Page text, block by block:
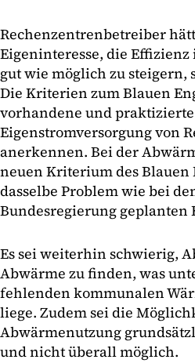
Rechenzentrenbetreiber
Eigeninteresse, die
gut wie möglich zu steigern,
Die Kriterien zum Blauen
vorhandene und
Eigenstromversorgung von
anerkennen. Bei der
neuen Kriterium des Blauen
dasselbe Problem wie bei
Bundesregierung geplanten
Es sei weiterhin schwierig,
Abwärme zu finden, was
fehlenden kommunalen
liege. Zudem sei die
Abwärmenutzung
und nicht überall möglich.